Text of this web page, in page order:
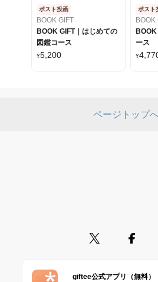
ポスト投函
BOOK GIFT
BOOK GIFT｜はじめての
図鑑コース
¥5,200
ポスト
BOOK
ース
¥
ページトップ
giftee公式アプリ（無料）